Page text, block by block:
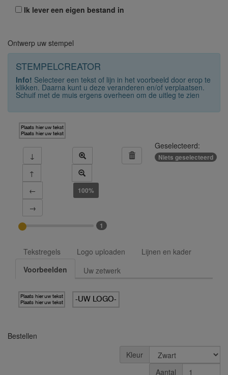
Ik lever een eigen bestand in
Ontwerp uw stempel
STEMPELCREATOR
Info! Selecteer een tekst of lijn in het voorbeeld door erop te
klikken. Daarna kunt u deze veranderen en/of verplaatsen.
Schuif met de muis ergens overheen om de uitleg te zien
Plaats hier uw tekst
Plaats hier uw tekst
↓
↑
←
→
100%
Geselecteerd:
Niets geselecteerd
1
Tekstregels Logo uploaden
Lijnen en kader
Voorbeelden
Uw zetwerk
Plaats hier uw tekst
Plaats hier uw tekst
-UW LOGO-
Bestellen
Kleur
Aantal